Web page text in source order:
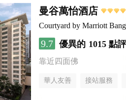
曼谷萬怡酒店
Courtyard by Marriott
9.7 優異的 1015 點評
靠近四面佛
華人友善 接站服務